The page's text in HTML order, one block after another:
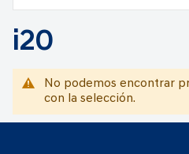
i20
No podemos encontrar
con la selección.